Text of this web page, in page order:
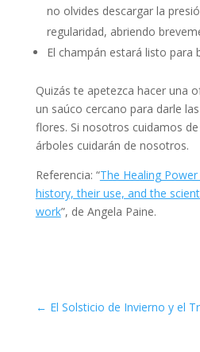
no olvides descargar la
regularidad, abriendo
El champán estará listo para
Quizás te apetezca hacer una
un saúco cercano para darle
flores. Si nosotros cuidamos
árboles cuidarán de nosotros.
Referencia: “The Healing
history, their use, and the
work”, de Angela Paine.
← El Solsticio de Invierno y el